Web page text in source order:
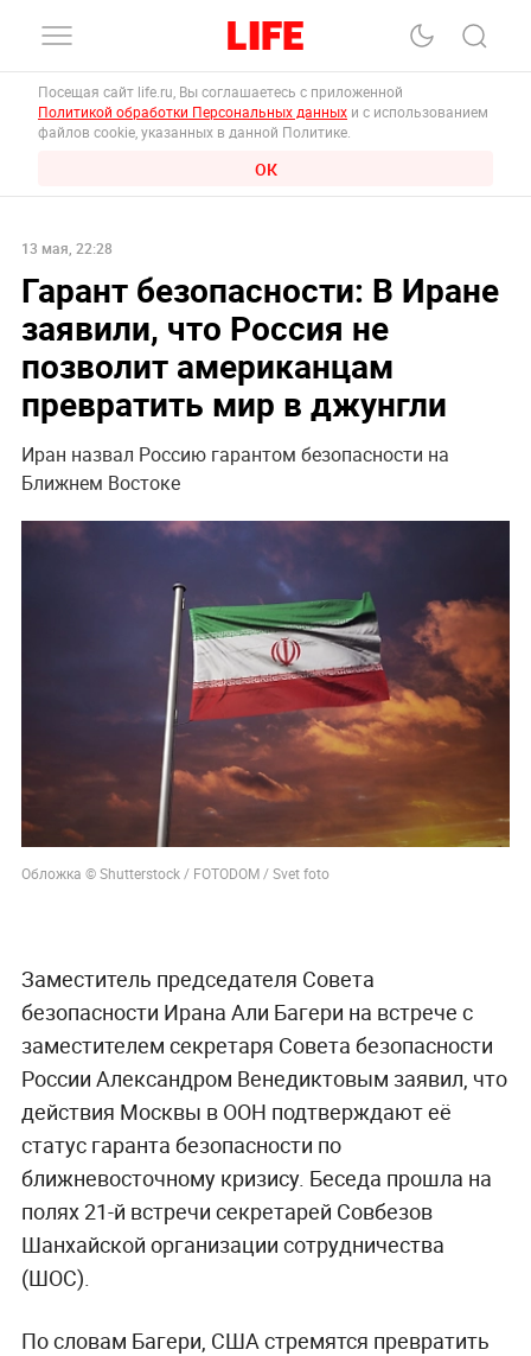
Посещая сайт life.ru, Вы соглашаетесь с приложенной
Политикой обработки Персональных данных и с использованием
файлов cookie, указанных в данной Политике.
ОК
13 мая, 22:28
Гарант безопасности: В Иране
заявили, что Россия не
позволит американцам
превратить мир в джунгли
Иран назвал Россию гарантом безопасности на
Ближнем Востоке
Обложка © Shutterstock / FOTODOM / Svet foto
Заместитель председателя Совета
безопасности Ирана Али Багери на встрече с
заместителем секретаря Совета безопасности
России Александром Венедиктовым заявил, что
действия Москвы в ООН подтверждают её
статус гаранта безопасности по
ближневосточному кризису. Беседа прошла на
полях 21-й встречи секретарей Совбезов
Шанхайской организации сотрудничества
(ШОС).
По словам Багери, США стремятся превратить